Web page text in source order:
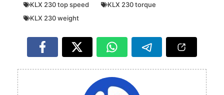
KLX 230 top speed
KLX 230 torque
KLX 230 weight